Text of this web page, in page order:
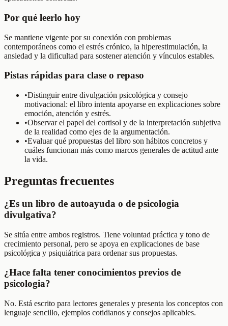
Por qué leerlo hoy
Se mantiene vigente por su conexión con problemas
contemporáneos como el estrés crónico, la hiperestimulación, la
ansiedad y la dificultad para sostener atención y vínculos estables.
Pistas rápidas para clase o repaso
•Distinguir entre divulgación psicológica y consejo
motivacional: el libro intenta apoyarse en explicaciones sobre
emoción, atención y estrés.
•Observar el papel del cortisol y de la interpretación subjetiva
de la realidad como ejes de la argumentación.
•Evaluar qué propuestas del libro son hábitos concretos y
cuáles funcionan más como marcos generales de actitud ante
la vida.
Preguntas frecuentes
¿Es un libro de autoayuda o de psicologia
divulgativa?
Se sitúa entre ambos registros. Tiene voluntad práctica y tono de
crecimiento personal, pero se apoya en explicaciones de base
psicológica y psiquiátrica para ordenar sus propuestas.
¿Hace falta tener conocimientos previos de
psicologia?
No. Está escrito para lectores generales y presenta los conceptos con
lenguaje sencillo, ejemplos cotidianos y consejos aplicables.